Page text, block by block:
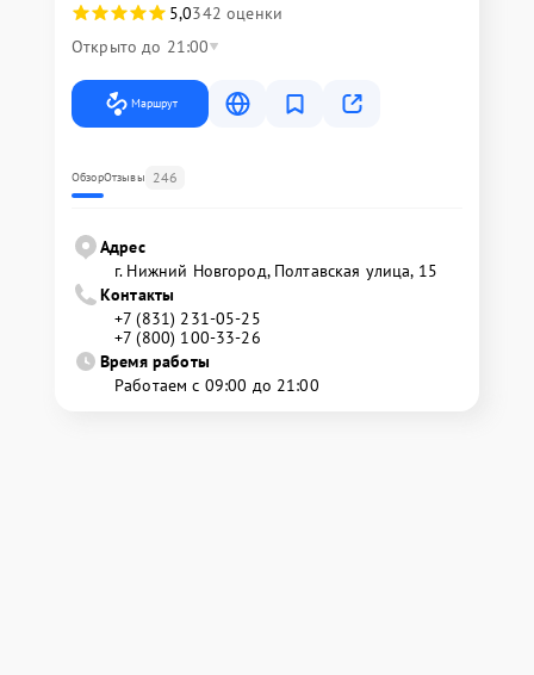
5,0342 оценки
Открыто до 21:00
Маршрут
ОбзорОтзывы 246
Адрес
г. Нижний Новгород, Полтавская улица, 15
Контакты
+7 (831) 231-05-25
+7 (800) 100-33-26
Время работы
Работаем с 09:00 до 21:00